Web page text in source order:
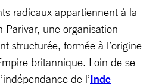
radicaux appartiennent à la
Parivar, une organisation
structurée, formée à l’origine
britannique. Loin de se
de l’Inde